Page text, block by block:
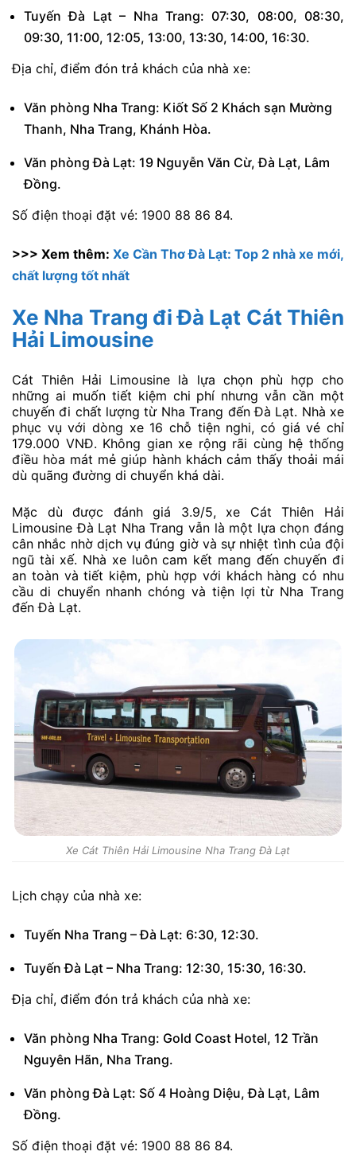
Tuyến Đà Lạt – Nha Trang: 07:30, 08:00, 08:30,
09:30, 11:00, 12:05, 13:00, 13:30, 14:00, 16:30.
Địa chỉ, điểm đón trả khách của nhà xe:
Văn phòng Nha Trang: Kiốt Số 2 Khách sạn Mường
Thanh, Nha Trang, Khánh Hòa.
Văn phòng Đà Lạt: 19 Nguyễn Văn Cừ, Đà Lạt, Lâm
Đồng.
Số điện thoại đặt vé: 1900 88 86 84.
>>> Xem thêm: Xe Cần Thơ Đà Lạt: Top 2 nhà xe mới,
chất lượng tốt nhất
Xe Nha Trang đi Đà Lạt Cát Thiên
Hải Limousine
Cát Thiên Hải Limousine là lựa chọn phù hợp cho
những ai muốn tiết kiệm chi phí nhưng vẫn cần một
chuyến đi chất lượng từ Nha Trang đến Đà Lạt. Nhà xe
phục vụ với dòng xe 16 chỗ tiện nghi, có giá vé chỉ
179.000 VNĐ. Không gian xe rộng rãi cùng hệ thống
điều hòa mát mẻ giúp hành khách cảm thấy thoải mái
dù quãng đường di chuyển khá dài.
Mặc dù được đánh giá 3.9/5, xe Cát Thiên Hải
Limousine Đà Lạt Nha Trang vẫn là một lựa chọn đáng
cân nhắc nhờ dịch vụ đúng giờ và sự nhiệt tình của đội
ngũ tài xế. Nhà xe luôn cam kết mang đến chuyến đi
an toàn và tiết kiệm, phù hợp với khách hàng có nhu
cầu di chuyển nhanh chóng và tiện lợi từ Nha Trang
đến Đà Lạt.
Xe Cát Thiên Hải Limousine Nha Trang Đà Lạt
Lịch chạy của nhà xe:
Tuyến Nha Trang – Đà Lạt: 6:30, 12:30.
Tuyến Đà Lạt – Nha Trang: 12:30, 15:30, 16:30.
Địa chỉ, điểm đón trả khách của nhà xe:
Văn phòng Nha Trang: Gold Coast Hotel, 12 Trần
Nguyên Hãn, Nha Trang.
Văn phòng Đà Lạt: Số 4 Hoàng Diệu, Đà Lạt, Lâm
Đồng.
Số điện thoại đặt vé: 1900 88 86 84.